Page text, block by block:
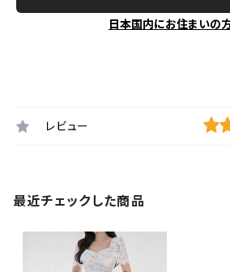
日本国内にお住まいの
レビュー
最近チェックした商品